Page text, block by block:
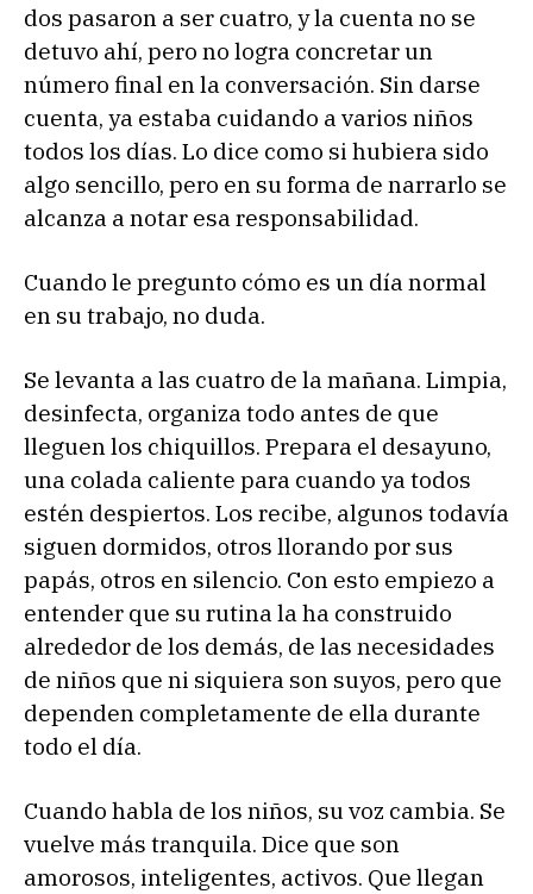
dos pasaron a ser cuatro, y la cuenta no se
detuvo ahí, pero no logra concretar un
número final en la conversación. Sin darse
cuenta, ya estaba cuidando a varios niños
todos los días. Lo dice como si hubiera sido
algo sencillo, pero en su forma de narrarlo se
alcanza a notar esa responsabilidad.
Cuando le pregunto cómo es un día normal
en su trabajo, no duda.
Se levanta a las cuatro de la mañana. Limpia,
desinfecta, organiza todo antes de que
lleguen los chiquillos. Prepara el desayuno,
una colada caliente para cuando ya todos
estén despiertos. Los recibe, algunos todavía
siguen dormidos, otros llorando por sus
papás, otros en silencio. Con esto empiezo a
entender que su rutina la ha construido
alrededor de los demás, de las necesidades
de niños que ni siquiera son suyos, pero que
dependen completamente de ella durante
todo el día.
Cuando habla de los niños, su voz cambia. Se
vuelve más tranquila. Dice que son
amorosos, inteligentes, activos. Que llegan